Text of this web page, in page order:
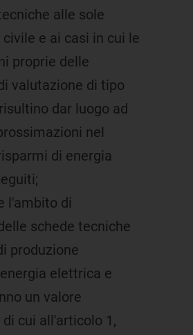
alle sole
e ai casi in cui le
proprie delle
valutazione di tipo
dar luogo ad
nel
di energia
l'ambito di
schede tecniche
produzione
elettrica e
un valore
di cui all'articolo 1,